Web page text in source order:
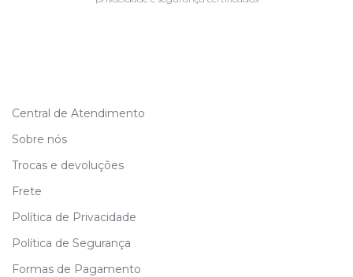
Central de Atendimento
Sobre nós
Trocas e devoluções
Frete
Política de Privacidade
Política de Segurança
Formas de Pagamento